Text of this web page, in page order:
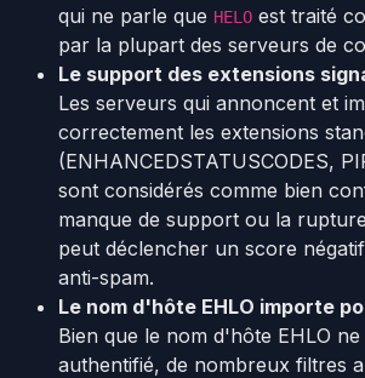
qui ne parle que HELO est traité
par la plupart des serveurs de
Le support des extensions
Les serveurs qui annoncent et
correctement les extensions
(ENHANCEDSTATUSCODES,
sont considérés comme bien
manque de support ou la
peut déclencher un score
anti-spam.
Le nom d'hôte EHLO importe
Bien que le nom d'hôte EHLO ne
authentifié, de nombreux filtres